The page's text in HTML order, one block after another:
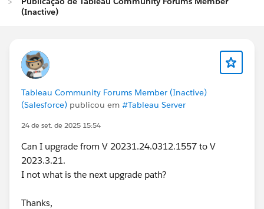
(Inactive)
Tableau Community Forums Member (Inactive)
(Salesforce) publicou em #Tableau Server
24 de set. de 2025 15:54
Can I upgrade from V 20231.24.0312.1557 to V
2023.3.21.
I not what is the next upgrade path?
Thanks,